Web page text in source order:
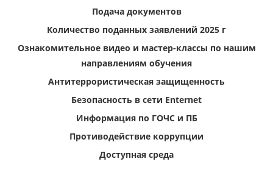
Подача документов
Количество поданных заявлений 2025 г
Ознакомительное видео и мастер-классы по нашим
направлениям обучения
Антитеррористическая защищенность
Безопасность в сети Enternet
Информация по ГОЧС и ПБ
Противодействие коррупции
Доступная среда